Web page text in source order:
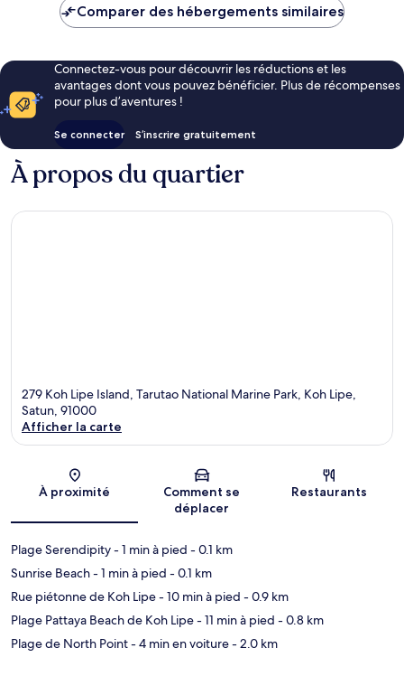
de
Comparer des hébergements similaires
Connectez-vous pour découvrir les réductions et les
avantages dont vous pouvez bénéficier. Plus de récompenses
pour plus d’aventures !
Se connecter S’inscrire gratuitement
À propos du quartier
279 Koh Lipe Island, Tarutao National Marine Park, Koh Lipe,
Satun, 91000
Afficher la carte
À proximité
Comment se
déplacer
Restaurants
Plage Serendipity- 1 min à pied - 0.1 km
Sunrise Beach- 1 min à pied - 0.1 km
Rue piétonne de Koh Lipe- 10 min à pied - 0.9 km
Plage Pattaya Beach de Koh Lipe- 11 min à pied - 0.8 km
Plage de North Point- 4 min en voiture- 2.0 km